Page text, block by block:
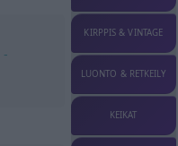
-
KIRPPIS & VINTAGE
LUONTO & RETKEILY
KEIKAT